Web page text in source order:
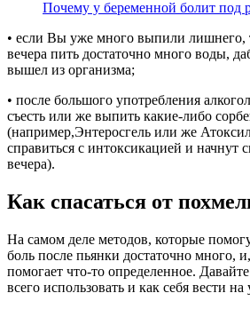
Почему у беременной болит под
• если Вы уже много выпили лишнего,
вечера пить достаточно много воды,
вышел из организма;
• после большого употребления
съесть или же выпить какие-либо
(например,Энтеросгель или же
справиться с интоксикацией и начнут
вечера).
Как спасаться от
На самом деле методов, которые
боль после пьянки достаточно много,
помогает что-то определенное.
всего использовать и как себя вести